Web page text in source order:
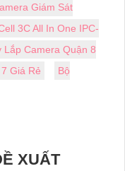
Giám Sát
3C All In One IPC-
Lắp Camera Quận 8
Giá Rẻ
Bộ
XUẤT